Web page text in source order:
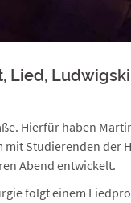
Lied,
Hierfür haben
Studierenden der
Abend entwickelt.
folgt einem